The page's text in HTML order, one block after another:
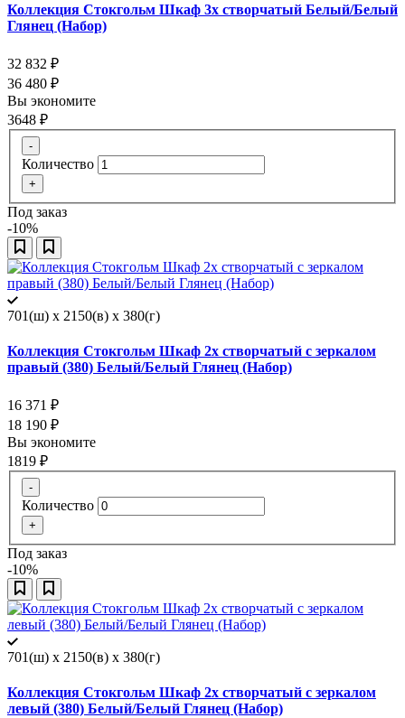
Коллекция Стокгольм Шкаф 3х створчатый Белый/Белый
Глянец (Набор)
32 832 ₽
36 480 ₽
Вы экономите
3648 ₽
-
Количество
+
Под заказ
-10%
701(ш) x 2150(в) x 380(г)
Коллекция Стокгольм Шкаф 2х створчатый с зеркалом
правый (380) Белый/Белый Глянец (Набор)
16 371 ₽
18 190 ₽
Вы экономите
1819 ₽
-
Количество
+
Под заказ
-10%
701(ш) x 2150(в) x 380(г)
Коллекция Стокгольм Шкаф 2х створчатый с зеркалом
левый (380) Белый/Белый Глянец (Набор)